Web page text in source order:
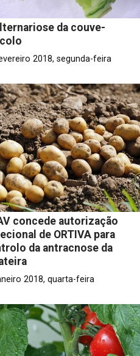
da couve-
2018, segunda-feira
concede autorização
de ORTIVA para
da antracnose da
2018, quarta-feira